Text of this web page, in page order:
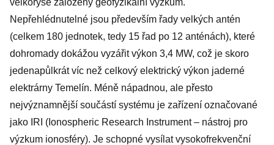
velkoryse založený geofyzikální výzkum.
Nepřehlédnutelné jsou především řady velkých antén
(celkem 180 jednotek, tedy 15 řad po 12 anténách), které
dohromady dokážou vyzářit výkon 3,4 MW, což je skoro
jedenapůlkrát víc než celkový elektrický výkon jaderné
elektrárny Temelín. Méně nápadnou, ale přesto
nejvýznamnější součástí systému je zařízení označované
jako IRI (Iono­spheric Research Instrument – nástroj pro
výzkum ionosféry). Je schopné vysílat vysokofrekvenční